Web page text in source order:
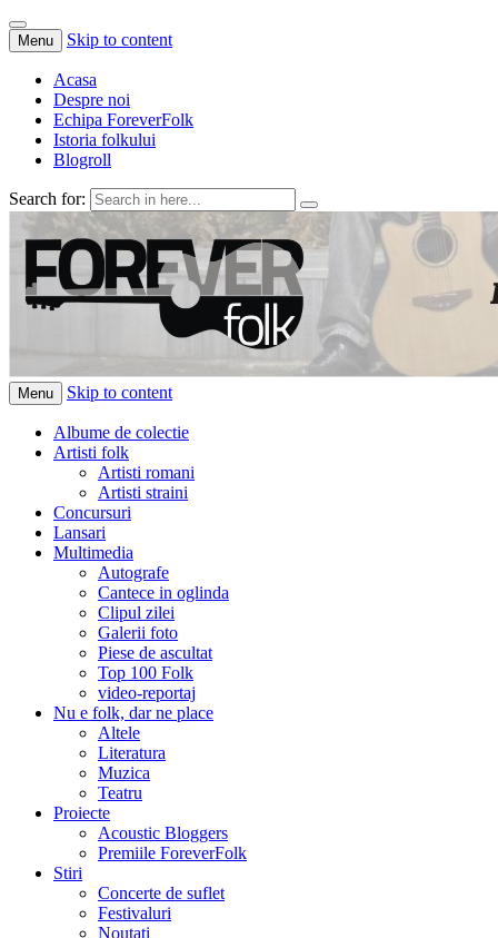
Menu Skip to content
Acasa
Despre noi
Echipa ForeverFolk
Istoria folkului
Blogroll
Search for:
ForeverFolk
Muzica sufletului tau
Menu Skip to content
Albume de colectie
Artisti folk
Artisti romani
Artisti straini
Concursuri
Lansari
Multimedia
Autografe
Cantece in oglinda
Clipul zilei
Galerii foto
Piese de ascultat
Top 100 Folk
video-reportaj
Nu e folk, dar ne place
Altele
Literatura
Muzica
Teatru
Proiecte
Acoustic Bloggers
Premiile ForeverFolk
Stiri
Concerte de suflet
Festivaluri
Noutati